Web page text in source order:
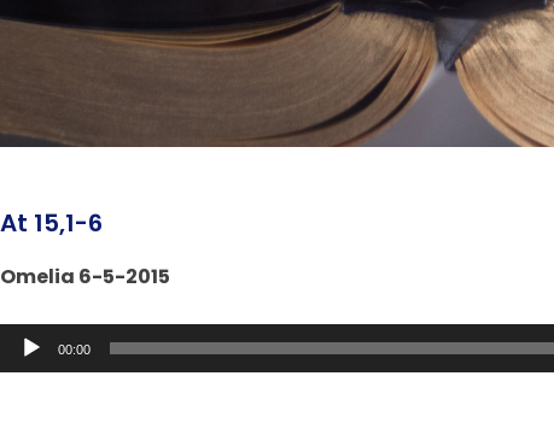
At 15,1-6
Omelia 6-5-2015
Audio
Player
00:00